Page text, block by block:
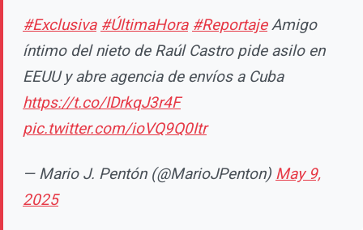
#Exclusiva #ÚltimaHora #ReportajeAmigo
íntimo del nieto de Raúl Castro pide asilo en
EEUU y abre agencia de envíos a Cuba
https://t.co/IDrkqJ3r4F
pic.twitter.com/ioVQ9Q0Itr
— Mario J. Pentón (@MarioJPenton) May 9,
2025